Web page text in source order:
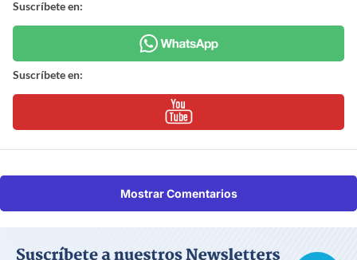
Suscríbete en:
Suscríbete en:
Mostrar Comentarios